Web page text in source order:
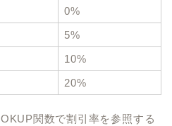
0%
5%
10%
20%
関数で割引率を参照する